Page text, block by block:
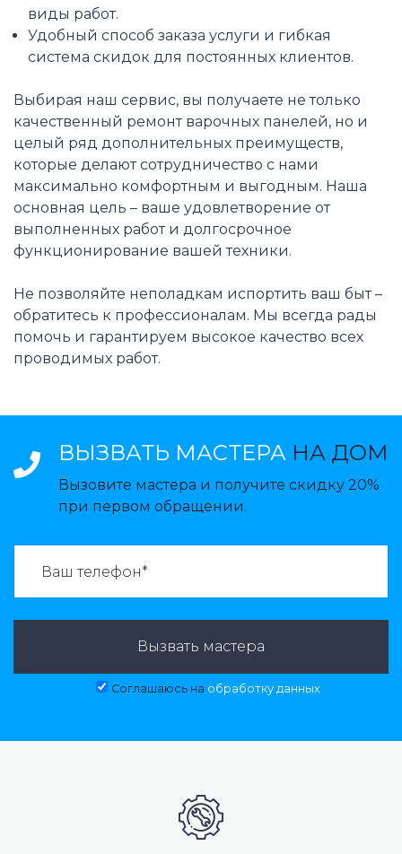
виды работ.
Удобный способ заказа услуги и гибкая
система скидок для постоянных клиентов.
Выбирая наш сервис, вы получаете не только
качественный ремонт варочных панелей, но и
целый ряд дополнительных преимуществ,
которые делают сотрудничество с нами
максимально комфортным и выгодным. Наша
основная цель – ваше удовлетворение от
выполненных работ и долгосрочное
функционирование вашей техники.
Не позволяйте неполадкам испортить ваш быт –
обратитесь к профессионалам. Мы всегда рады
помочь и гарантируем высокое качество всех
проводимых работ.
ВЫЗВАТЬ МАСТЕРА НА ДОМ
Вызовите мастера и получите скидку 20%
при первом обращении.
Вызвать мастера
Соглашаюсь на обработку данных